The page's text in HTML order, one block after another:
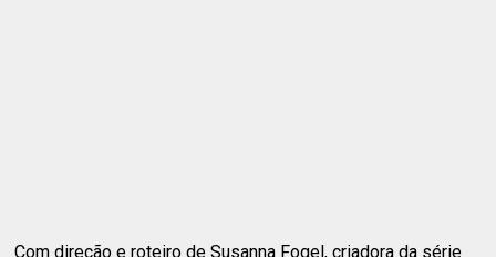
Com direção e roteiro de Susanna Fogel, criadora da série